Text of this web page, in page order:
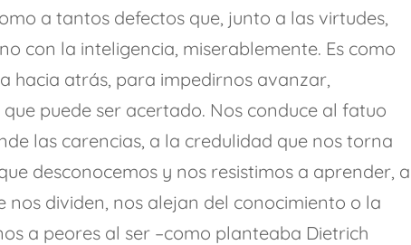
a tantos defectos que, junto a las virtudes,
con la inteligencia, miserablemente. Es como
hacia atrás, para impedirnos avanzar,
puede ser acertado. Nos conduce al fatuo
las carencias, a la credulidad que nos torna
desconocemos y nos resistimos a aprender, a
nos dividen, nos alejan del conocimiento o la
a peores al ser –como planteaba Dietrich